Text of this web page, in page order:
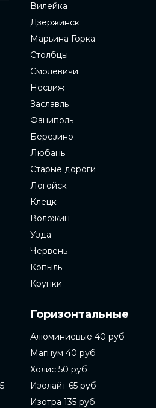
Вилейка
Дзержинск
Марьина Горка
Столбцы
Смолевичи
Несвиж
Заславль
Фаниполь
Березино
Любань
Старые дороги
Логойск
Клецк
Воложин
Узда
Червень
Копыль
Крупки
Горизонтальные
Алюминиевые 40 руб
Магнум 40 руб
Холис 50 руб
Изолайт 65 руб
Изотра 135 руб